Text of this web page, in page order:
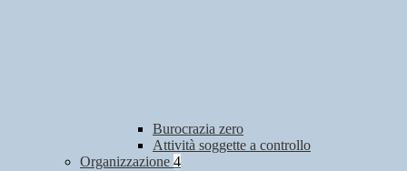
Burocrazia zero
Attività soggette a controllo
Organizzazione 4